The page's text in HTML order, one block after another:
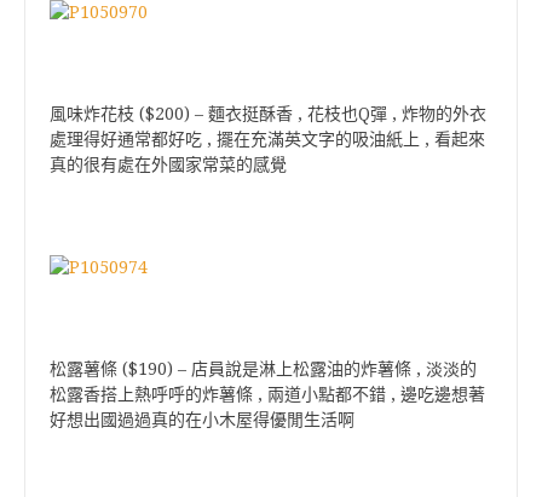
風味炸花枝 ($200) – 麵衣挺酥香 , 花枝也Q彈 , 炸物的外衣
處理得好通常都好吃 , 擺在充滿英文字的吸油紙上 , 看起來
真的很有處在外國家常菜的感覺
松露薯條 ($190) – 店員說是淋上松露油的炸薯條 , 淡淡的
松露香搭上熱呼呼的炸薯條 , 兩道小點都不錯 , 邊吃邊想著
好想出國過過真的在小木屋得優閒生活啊